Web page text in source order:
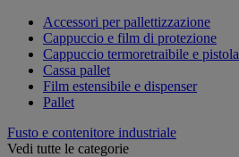
Accessori per pallettizzazione
Cappuccio e film di protezione
Cappuccio termoretraibile e pistola
Cassa pallet
Film estensibile e dispenser
Pallet
Fusto e contenitore industriale
Vedi tutte le categorie